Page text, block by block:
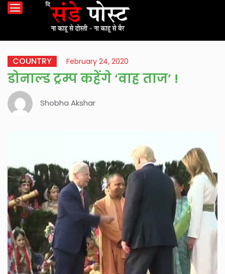
COUNTRY February 24, 2020
डोनाल्ड ट्रम्प कहेंगे ‘वाह ताज’ !
Shobha Akshar